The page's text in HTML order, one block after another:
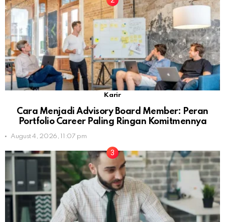
Karir
Cara Menjadi Advisory Board Member: Peran
Portfolio Career Paling Ringan Komitmennya
August 4, 2026, 11:07 pm